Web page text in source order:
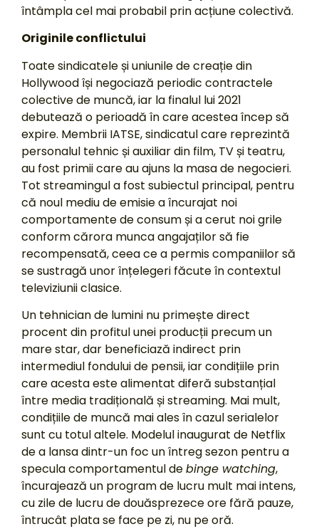
întâmpla cel mai probabil prin acțiune colectivă.
Originile conflictului
Toate sindicatele și uniunile de creație din
Hollywood își negociază periodic contractele
colective de muncă, iar la finalul lui 2021
debutează o perioadă în care acestea încep să
expire. Membrii IATSE, sindicatul care reprezintă
personalul tehnic și auxiliar din film, TV și teatru,
au fost primii care au ajuns la masa de negocieri.
Tot streamingul a fost subiectul principal, pentru
că noul mediu de emisie a încurajat noi
comportamente de consum și a cerut noi grile
conform cărora munca angajaților să fie
recompensată, ceea ce a permis companiilor să
se sustragă unor înțelegeri făcute în contextul
televiziunii clasice.
Un tehnician de lumini nu primește direct
procent din profitul unei producții precum un
mare star, dar beneficiază indirect prin
intermediul fondului de pensii, iar condițiile prin
care acesta este alimentat diferă substanțial
între media tradițională și streaming. Mai mult,
condițiile de muncă mai ales în cazul serialelor
sunt cu totul altele. Modelul inaugurat de Netflix
de a lansa dintr-un foc un întreg sezon pentru a
specula comportamentul debinge watching,
încurajează un program de lucru mult mai intens,
cu zile de lucru de douăsprezece ore fără pauze,
întrucât plata se face pe zi, nu pe oră.